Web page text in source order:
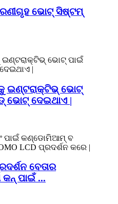
ଭୋଟ୍ ସିଷ୍ଟମ୍
ଇଣ୍ଟରାକ୍ଟିଭ୍ ଭୋଟ୍
ଭୋଟ୍ ଦେଇଥାଏ |
ବେତାର
ପାଇଁ ...